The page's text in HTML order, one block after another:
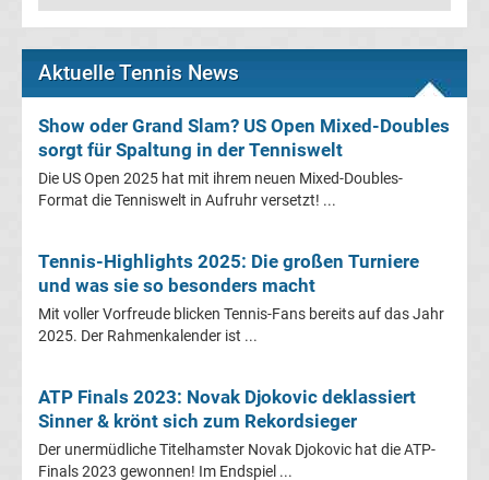
Programm
&
Infos
Eishockey
live
im
TV
Aktuelle Tennis News
Show oder Grand Slam? US Open Mixed-Doubles
sorgt für Spaltung in der Tenniswelt
Die US Open 2025 hat mit ihrem neuen Mixed-Doubles-
Format die Tenniswelt in Aufruhr versetzt! ...
Tennis-Highlights 2025: Die großen Turniere
und was sie so besonders macht
Mit voller Vorfreude blicken Tennis-Fans bereits auf das Jahr
2025. Der Rahmenkalender ist ...
ATP Finals 2023: Novak Djokovic deklassiert
Sinner & krönt sich zum Rekordsieger
Der unermüdliche Titelhamster Novak Djokovic hat die ATP-
Finals 2023 gewonnen! Im Endspiel ...